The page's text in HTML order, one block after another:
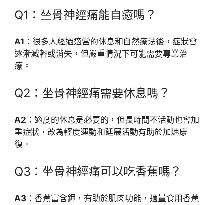
Q1：坐骨神經痛能自癒嗎？
A1 ：很多人經過適當的休息和自然療法後，症狀會
逐漸減輕或消失，但嚴重情況下可能需要專業治
療。
Q2：坐骨神經痛需要休息嗎？
A2 ：適度的休息是必要的，但長時間不活動也會加
重症狀，改為輕度運動和延展活動有助於加速康
復。
Q3：坐骨神經痛可以吃香蕉嗎？
A3 ：香蕉富含鉀，有助於肌肉功能，適量食用香蕉